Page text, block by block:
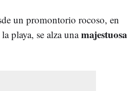
un promontorio rocoso, en
playa, se alza unamajestuosa